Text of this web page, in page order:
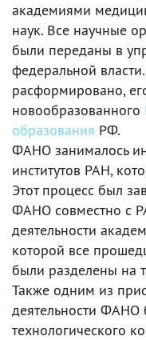
академиями
наук. Все научные
были переданы в
федеральной
расформировано,
новообразованного
образования РФ.
ФАНО занималось
институтов РАН,
Этот процесс был
ФАНО совместно с
деятельности
которой все
были разделены на
Также одним из
деятельности ФАНО
технологического